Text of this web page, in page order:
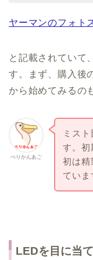
ヤーマンのフォト
と記載されていて
す。まず、購入後
から始めてみるの
ぺりかんあご
ミス
す。初
初は精
ていま
LEDを目に当